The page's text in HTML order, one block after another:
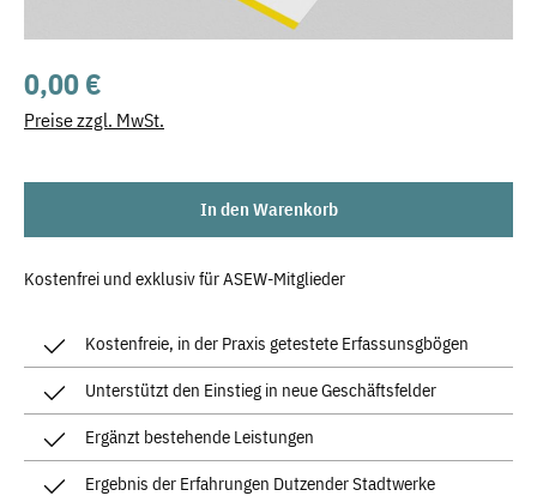
Regulärer Preis:
0,00 €
Preise zzgl. MwSt.
In den Warenkorb
Kostenfrei und exklusiv für ASEW-Mitglieder
Kostenfreie, in der Praxis getestete Erfassunsgbögen
Unterstützt den Einstieg in neue Geschäftsfelder
Ergänzt bestehende Leistungen
Ergebnis der Erfahrungen Dutzender Stadtwerke